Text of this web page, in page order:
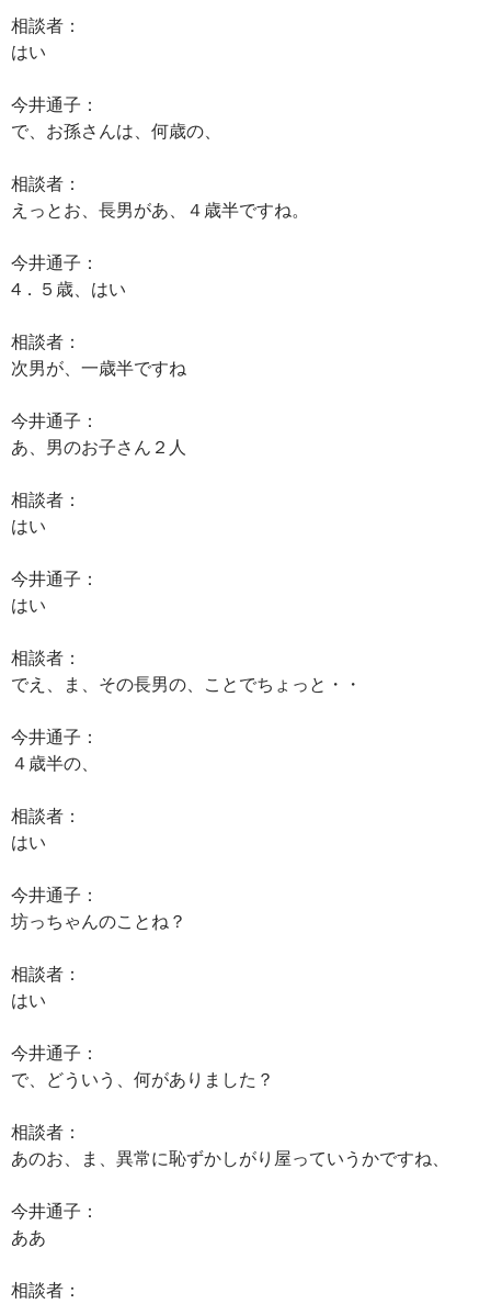
相談者：
はい
今井通子：
で、お孫さんは、何歳の、
相談者：
えっとお、長男があ、４歳半ですね。
今井通子：
4．５歳、はい
相談者：
次男が、一歳半ですね
今井通子：
あ、男のお子さん２人
相談者：
はい
今井通子：
はい
相談者：
でえ、ま、その長男の、ことでちょっと・・
今井通子：
４歳半の、
相談者：
はい
今井通子：
坊っちゃんのことね？
相談者：
はい
今井通子：
で、どういう、何がありました？
相談者：
あのお、ま、異常に恥ずかしがり屋っていうかですね、
今井通子：
ああ
相談者：